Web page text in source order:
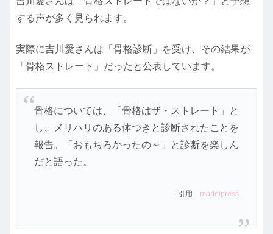
する声が多く見られます。
実際に吉川愛さんは「骨格診断」を受け、その結果が
「骨格ストレート」だったと公表しています。
骨格については、「骨格はザ・ストレート」と
し、メリハリのある体つきと診断されたことを
報告。「おもちろかったの～」と診断を楽しん
だと語った。
引用 modelpress